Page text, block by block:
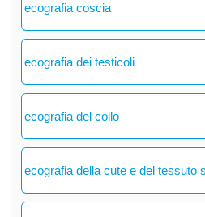
ecografia coscia
ecografia dei testicoli
ecografia del collo
ecografia della cute e del tessuto